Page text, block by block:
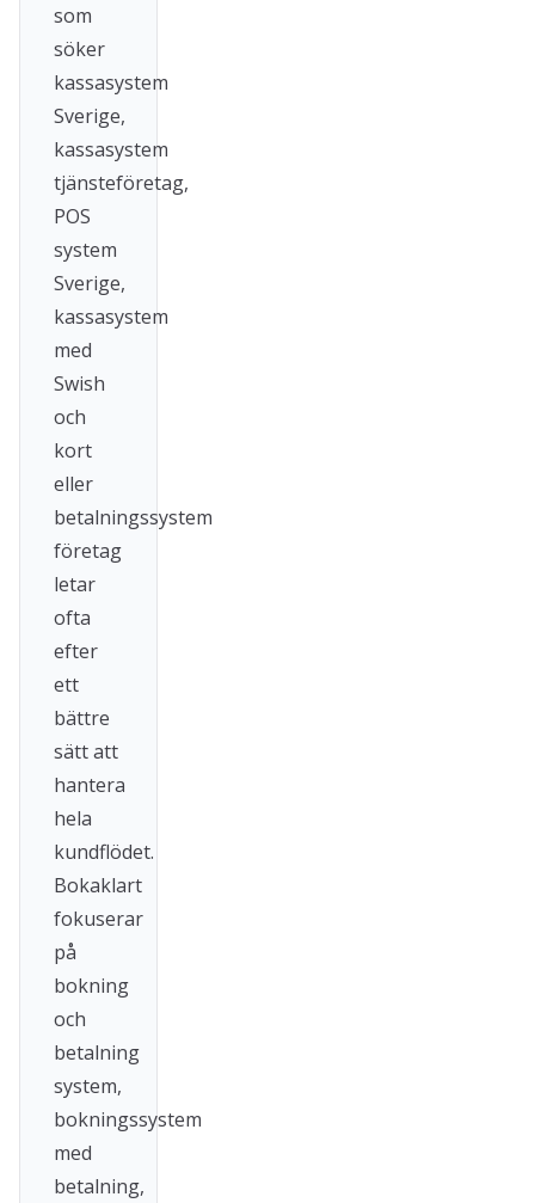
som
söker
kassasystem
Sverige,
kassasystem
tjänsteföretag,
POS
system
Sverige,
kassasystem
med
Swish
och
kort
eller
betalningssystem
företag
letar
ofta
efter
ett
bättre
sätt att
hantera
hela
kundflödet.
Bokaklart
fokuserar
på
bokning
och
betalning
system,
bokningssystem
med
betalning,